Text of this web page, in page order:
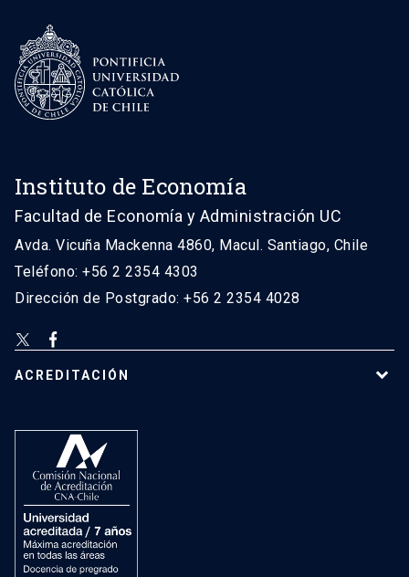
Instituto de Economía
Facultad de Economía y Administración UC
Avda. Vicuña Mackenna 4860, Macul. Santiago, Chile
Teléfono: +56 2 2354 4303
Dirección de Postgrado: +56 2 2354 4028
ACREDITACIÓN